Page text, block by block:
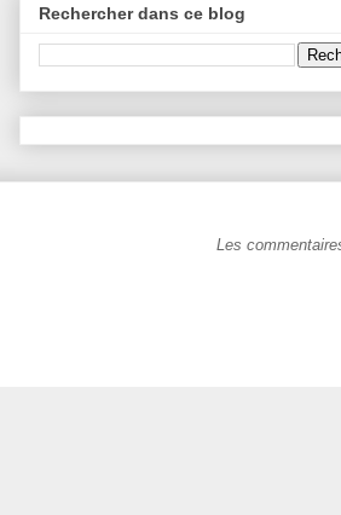
Rechercher dans ce blog
Les